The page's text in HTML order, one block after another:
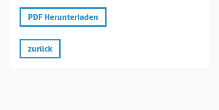
PDF Herunterladen
zurück